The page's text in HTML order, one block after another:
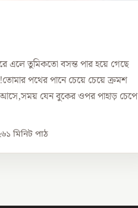
এলে তুমিকতো বসন্ত পার হয়ে গেছে
পথের পানে চেয়ে চেয়ে ক্রমশ
যেন বুকের ওপর পাহাড় চেপে
১ মিনিট পাঠ